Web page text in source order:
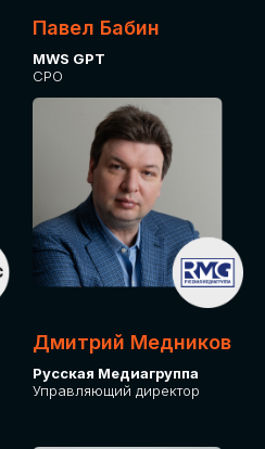
Павел Бабин
MWS GPT
CPO
Дмитрий Медников
Русская Медиагруппа
Управляющий директор